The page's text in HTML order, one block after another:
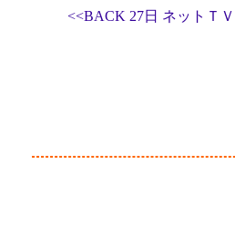
<<BACK 27日 ネットＴ